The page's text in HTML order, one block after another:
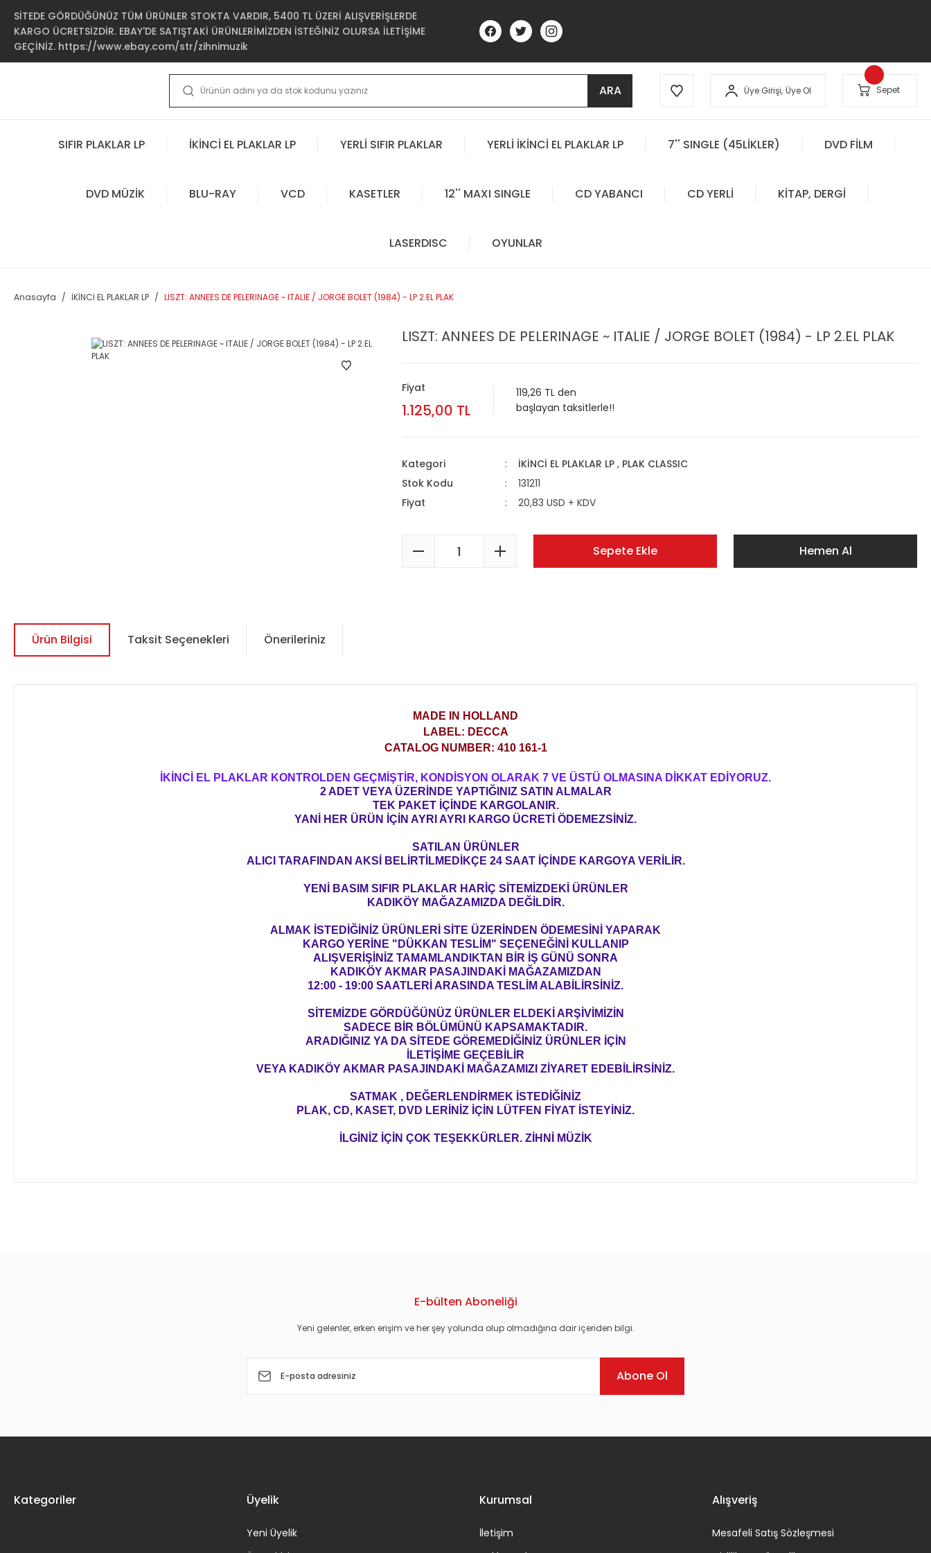
SİTEDE GÖRDÜĞÜNÜZ TÜM ÜRÜNLER STOKTA VARDIR, 5400 TL ÜZERİ ALIŞVERİŞLERDE
KARGO ÜCRETSİZDİR. EBAY'DE SATIŞTAKİ ÜRÜNLERİMİZDEN İSTEĞİNİZ OLURSA İLETİŞİME
GEÇİNİZ. https://www.ebay.com/str/zihnimuzik
ARA Üye Girişi, Üye Ol Sepet
SIFIR PLAKLAR LP İKİNCİ EL PLAKLAR LP YERLİ SIFIR PLAKLAR YERLİ İKİNCİ EL PLAKLAR LP 7'' SINGLE (45LİKLER) DVD FİLM
DVD MÜZİK BLU-RAY VCD KASETLER 12'' MAXI SINGLE CD YABANCI CD YERLİ KİTAP, DERGİ
LASERDISC OYUNLAR
Anasayfa İKİNCİ EL PLAKLAR LP LISZT: ANNEES DE PELERINAGE ~ ITALIE / JORGE BOLET (1984) - LP 2.EL PLAK
LISZT: ANNEES DE PELERINAGE ~ ITALIE / JORGE BOLET (1984) - LP 2.EL PLAK
Fiyat
1.125,00 TL
119,26 TL den
başlayan taksitlerle!!
Kategori İKİNCİ EL PLAKLAR LP , PLAK CLASSIC
Stok Kodu
131211
Fiyat
20,83 USD + KDV
Sepete Ekle Hemen Al
Ürün Bilgisi Taksit Seçenekleri Önerileriniz
MADE IN HOLLAND
LABEL: DECCA
CATALOG NUMBER: 410 161-1
İKİNCİ EL PLAKLAR KONTROLDEN GEÇMİŞTİR, KONDİSYON OLARAK 7 VE ÜSTÜ OLMASINA DİKKAT EDİYORUZ.
2 ADET VEYA ÜZERİNDE YAPTIĞINIZ SATIN ALMALAR
TEK PAKET İÇİNDE KARGOLANIR.
YANİ HER ÜRÜN İÇİN AYRI AYRI KARGO ÜCRETİ ÖDEMEZSİNİZ.
SATILAN ÜRÜNLER
ALICI TARAFINDAN AKSİ BELİRTİLMEDİKÇE 24 SAAT İÇİNDE KARGOYA VERİLİR.
YENİ BASIM SIFIR PLAKLAR HARİÇ SİTEMİZDEKİ ÜRÜNLER
KADIKÖY MAĞAZAMIZDA DEĞİLDİR.
ALMAK İSTEDİĞİNİZ ÜRÜNLERİ SİTE ÜZERİNDEN ÖDEMESİNİ YAPARAK
KARGO YERİNE "DÜKKAN TESLİM" SEÇENEĞİNİ KULLANIP
ALIŞVERİŞİNİZ TAMAMLANDIKTAN BİR İŞ GÜNÜ SONRA
KADIKÖY AKMAR PASAJINDAKİ MAĞAZAMIZDAN
12:00 - 19:00 SAATLERİ ARASINDA TESLİM ALABİLİRSİNİZ.
SİTEMİZDE GÖRDÜĞÜNÜZ ÜRÜNLER ELDEKİ ARŞİVİMİZİN
SADECE BİR BÖLÜMÜNÜ KAPSAMAKTADIR.
ARADIĞINIZ YA DA SİTEDE GÖREMEDİĞİNİZ ÜRÜNLER İÇİN
İLETİŞİME GEÇEBİLİR
VEYA KADIKÖY AKMAR PASAJINDAKİ MAĞAZAMIZI ZİYARET EDEBİLİRSİNİZ.
SATMAK , DEĞERLENDİRMEK İSTEDİĞİNİZ
PLAK, CD, KASET, DVD LERİNİZ İÇİN LÜTFEN FİYAT İSTEYİNİZ.
İLGİNİZ İÇİN ÇOK TEŞEKKÜRLER. ZİHNİ MÜZİK
E-bülten Aboneliği
Yeni gelenler, erken erişim ve her şey yolunda olup olmadığına dair içeriden bilgi.
Abone Ol
Kategoriler Üyelik
Yeni Üyelik
Kurumsal
İletişim
Alışveriş
Mesafeli Satış Sözleşmesi